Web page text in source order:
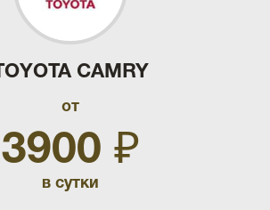
TOYOTA CAMRY
от
3900 ₽
в сутки